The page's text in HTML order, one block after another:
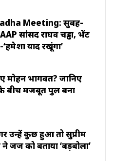
Meeting: सुबह-
सांसद राघव चड्ढा, भेंट
याद रखूंगा’
भागवत? जानिए
बीच मजबूत पुल बना
उन्हें कुछ हुआ तो सुप्रीम
जज को बताया ‘बड़बोला’